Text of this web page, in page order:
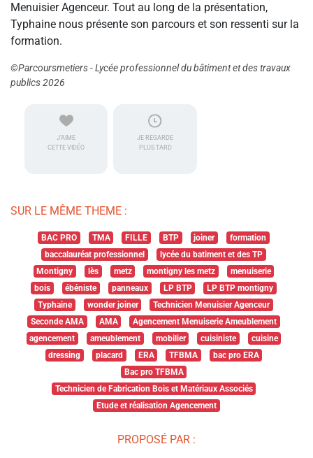
Menuisier Agenceur. Tout au long de la présentation,
Typhaine nous présente son parcours et son ressenti sur la
formation.
©Parcoursmetiers - Lycée professionnel du bâtiment et des travaux
publics 2026
J'AIME
CETTE VIDÉO
JE REGARDE
PLUS TARD
SUR LE MÊME THEME :
BAC PRO TMA FILLE BTP joiner
formation
baccalauréat professionnel
lycée du batiment et des TP
Montigny
lès metz montigny les metz
menuiserie
bois
ébéniste panneaux LP BTP
LP BTP montigny
Typhaine
wonder joiner
Technicien Menuisier Agenceur
Seconde AMA
AMA
Agencement Menuiserie Ameublement
agencement
ameublement mobilier cuisiniste
cuisine
dressing
placard ERA TFBMA
bac pro ERA
Bac pro TFBMA
Technicien de Fabrication Bois et Matériaux Associés
Etude et réalisation Agencement
PROPOSÉ PAR :